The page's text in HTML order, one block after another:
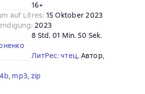
16+
auf Litres: 15 Oktober 2023
: 2023
8 Std. 01 Min. 50 Sek.
ЛитРес: чтец, Автор,
, mp3, zip